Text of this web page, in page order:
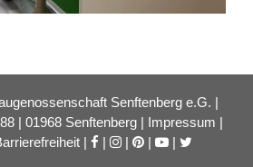
Senftenberg e.G. |
| 01968 Senftenberg | Impressum |
| | | | |